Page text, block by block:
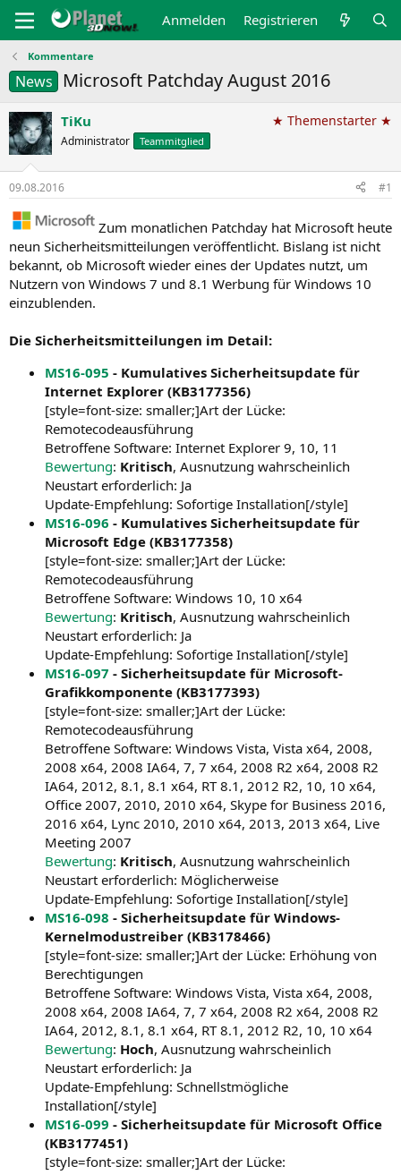
Anmelden Registrieren
Kommentare
News Microsoft Patchday August 2016
TiKu
Administrator Teammitglied
★ Themenstarter ★
09.08.2016 #1
Zum monatlichen Patchday hat Microsoft heute
neun Sicherheitsmitteilungen veröffentlicht. Bislang ist nicht
bekannt, ob Microsoft wieder eines der Updates nutzt, um
Nutzern von Windows 7 und 8.1 Werbung für Windows 10
einzublenden.
Die Sicherheitsmitteilungen im Detail:
MS16-095 - Kumulatives Sicherheitsupdate für
Internet Explorer (KB3177356)
[style=font-size: smaller;]Art der Lücke:
Remotecodeausführung
Betroffene Software: Internet Explorer 9, 10, 11
Bewertung: Kritisch, Ausnutzung wahrscheinlich
Neustart erforderlich: Ja
Update-Empfehlung: Sofortige Installation[/style]
MS16-096 - Kumulatives Sicherheitsupdate für
Microsoft Edge (KB3177358)
[style=font-size: smaller;]Art der Lücke:
Remotecodeausführung
Betroffene Software: Windows 10, 10 x64
Bewertung: Kritisch, Ausnutzung wahrscheinlich
Neustart erforderlich: Ja
Update-Empfehlung: Sofortige Installation[/style]
MS16-097 - Sicherheitsupdate für Microsoft-
Grafikkomponente (KB3177393)
[style=font-size: smaller;]Art der Lücke:
Remotecodeausführung
Betroffene Software: Windows Vista, Vista x64, 2008,
2008 x64, 2008 IA64, 7, 7 x64, 2008 R2 x64, 2008 R2
IA64, 2012, 8.1, 8.1 x64, RT 8.1, 2012 R2, 10, 10 x64,
Office 2007, 2010, 2010 x64, Skype for Business 2016,
2016 x64, Lync 2010, 2010 x64, 2013, 2013 x64, Live
Meeting 2007
Bewertung: Kritisch, Ausnutzung wahrscheinlich
Neustart erforderlich: Möglicherweise
Update-Empfehlung: Sofortige Installation[/style]
MS16-098 - Sicherheitsupdate für Windows-
Kernelmodustreiber (KB3178466)
[style=font-size: smaller;]Art der Lücke: Erhöhung von
Berechtigungen
Betroffene Software: Windows Vista, Vista x64, 2008,
2008 x64, 2008 IA64, 7, 7 x64, 2008 R2 x64, 2008 R2
IA64, 2012, 8.1, 8.1 x64, RT 8.1, 2012 R2, 10, 10 x64
Bewertung: Hoch, Ausnutzung wahrscheinlich
Neustart erforderlich: Ja
Update-Empfehlung: Schnellstmögliche
Installation[/style]
MS16-099 - Sicherheitsupdate für Microsoft Office
(KB3177451)
[style=font-size: smaller;]Art der Lücke: